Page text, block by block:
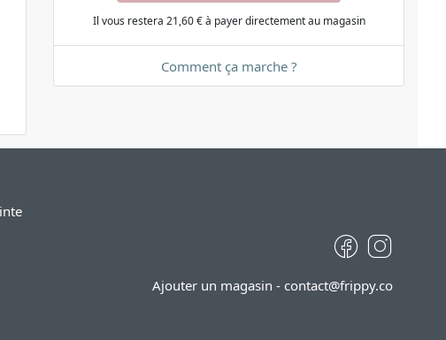
Il vous restera 21,60 € à payer directement au magasin
Comment ça marche ?
Facebook
Ajouter un magasin - contact@frippy.co